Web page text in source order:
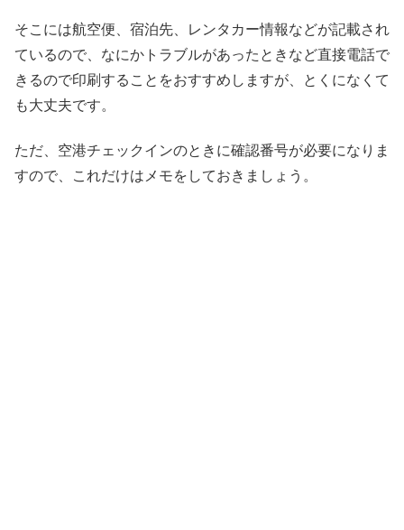
そこには航空便、宿泊先、レンタカー情報などが記載され
ているので、なにかトラブルがあったときなど直接電話で
きるので印刷することをおすすめしますが、とくになくて
も大丈夫です。
ただ、空港チェックインのときに確認番号が必要になりま
すので、これだけはメモをしておきましょう。